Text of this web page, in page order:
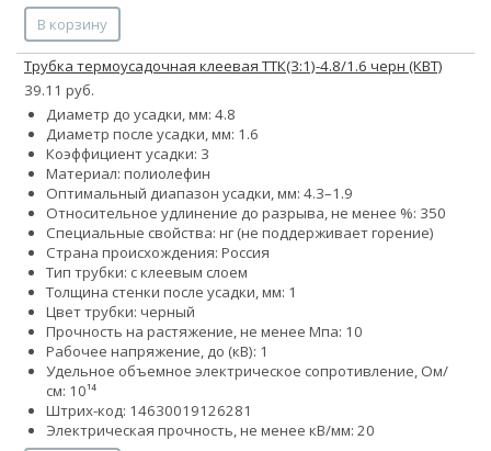
В корзину
Трубка термоусадочная клеевая ТТК(3:1)-4.8/1.6 черн (КВТ)
39.11 руб.
Диаметр до усадки, мм: 4.8
Диаметр после усадки, мм: 1.6
Коэффициент усадки: 3
Материал: полиолефин
Оптимальный диапазон усадки, мм: 4.3–1.9
Относительное удлинение до разрыва, не менее %: 350
Специальные свойства: нг (не поддерживает горение)
Страна происхождения: Россия
Тип трубки: с клеевым слоем
Толщина стенки после усадки, мм: 1
Цвет трубки: черный
Прочность на растяжение, не менее Мпа: 10
Рабочее напряжение, до (кВ): 1
Удельное объемное электрическое сопротивление, Ом/
см: 10¹⁴
Штрих-код: 14630019126281
Электрическая прочность, не менее кВ/мм: 20